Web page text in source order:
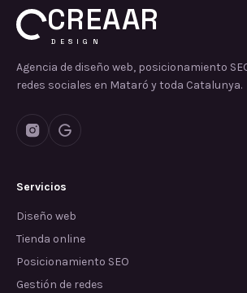
CREAAR
DESIGN
Agencia de diseño web, posicionamiento
redes sociales en Mataró y toda Catalunya.
Servicios
Diseño web
Tienda online
Posicionamiento SEO
Gestión de redes